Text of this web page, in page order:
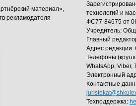
материал»,
рекламодателя
технологий и
ФС77-84675 от
Учредитель:
Главный
Адрес редакции:
Телефоны
WhatsApp, Viber,
Электронный
Контактные
Техподдержка: